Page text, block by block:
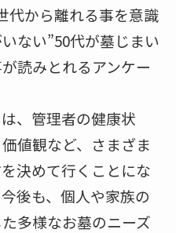
代から離れる事を意識
ない”50代が墓じまい
読みとれるアンケー
、管理者の健康状
値観など、さまざま
決めて行くことにな
後も、個人や家族の
多様なお墓のニーズ